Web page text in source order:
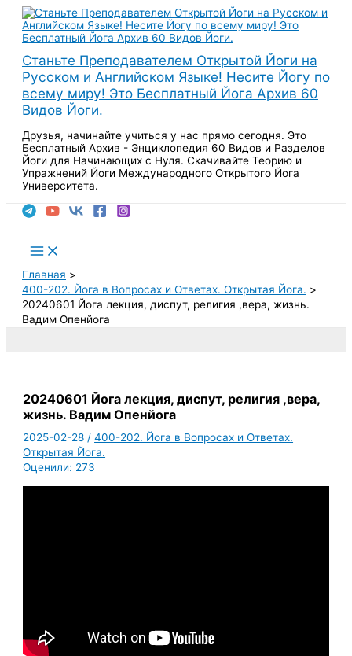
Перейти
содержимому
Станьте Преподавателем Открытой Йоги на
Русском и Английском Языке! Несите Йогу по
всему миру! Это Бесплатный Йога Архив 60
Видов Йоги.
Друзья, начинайте учиться у нас прямо сегодня. Это
Бесплатный Архив - Энциклопедия 60 Видов и Разделов
Йоги для Начинающих с Нуля. Скачивайте Теорию и
Упражнений Йоги Международного Открытого Йога
Университета.
Main
Menu
Главная
400-202. Йога в Вопросах и Ответах. Открытая Йога.
20240601 Йога лекция, диспут, религия ,вера, жизнь.
Вадим Опенйога
20240601 Йога лекция, диспут, религия ,вера,
жизнь. Вадим Опенйога
2025-02-28/400-202. Йога в Вопросах и Ответах.
Открытая Йога.
Оценили: 273